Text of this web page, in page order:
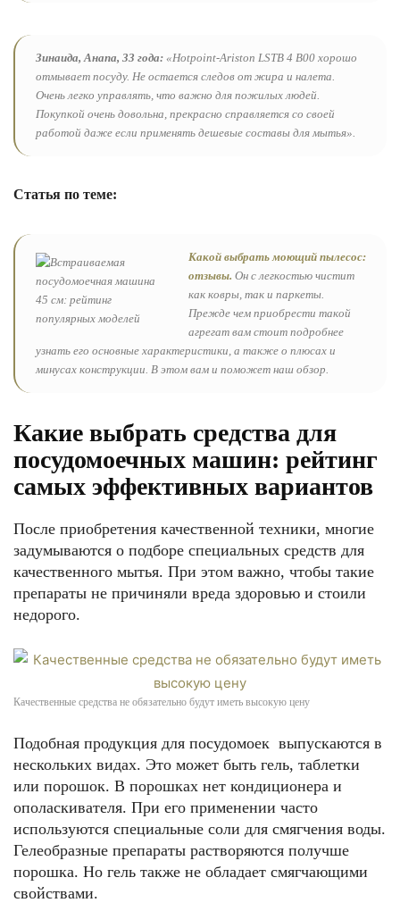
Зинаида, Анапа, 33 года: «Hotpoint-Ariston LSTB 4 B00 хорошо
отмывает посуду. Не остается следов от жира и налета.
Очень легко управлять, что важно для пожилых людей.
Покупкой очень довольна, прекрасно справляется со своей
работой даже если применять дешевые составы для мытья».
Статья по теме:
Какой выбрать моющий пылесос:
отзывы. Он с легкостью чистит
как ковры, так и паркеты.
Прежде чем приобрести такой
агрегат вам стоит подробнее
узнать его основные характеристики, а также о плюсах и
минусах конструкции. В этом вам и поможет наш обзор.
Какие выбрать средства для
посудомоечных машин: рейтинг
самых эффективных вариантов
После приобретения качественной техники, многие
задумываются о подборе специальных средств для
качественного мытья. При этом важно, чтобы такие
препараты не причиняли вреда здоровью и стоили
недорого.
Качественные средства не обязательно будут иметь высокую цену
Подобная продукция для посудомоек выпускаются в
нескольких видах. Это может быть гель, таблетки
или порошок. В порошках нет кондиционера и
ополаскивателя. При его применении часто
используются специальные соли для смягчения воды.
Гелеобразные препараты растворяются получше
порошка. Но гель также не обладает смягчающими
свойствами.